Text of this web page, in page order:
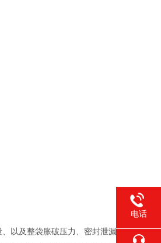
以及整袋胀破压力、密封泄漏
电话